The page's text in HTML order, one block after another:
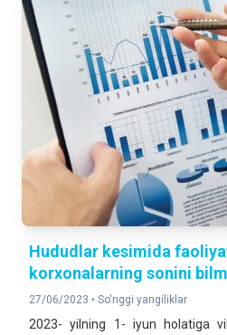
Hududlar kesimida
korxonalarning sonini
27/06/2023 • So'nggi yangiliklar
2023- yilning 1- iyun holatiga